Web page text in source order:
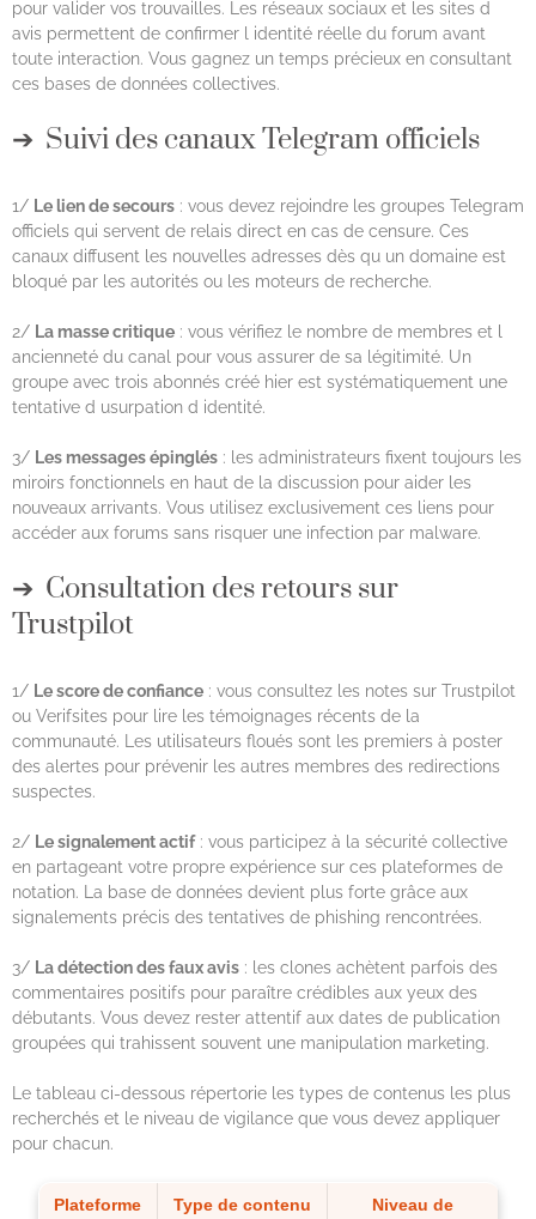
pour valider vos trouvailles. Les réseaux sociaux et les sites d
avis permettent de confirmer l identité réelle du forum avant
toute interaction. Vous gagnez un temps précieux en consultant
ces bases de données collectives.
Suivi des canaux Telegram officiels
1/ Le lien de secours : vous devez rejoindre les groupes Telegram
officiels qui servent de relais direct en cas de censure. Ces
canaux diffusent les nouvelles adresses dès qu un domaine est
bloqué par les autorités ou les moteurs de recherche.
2/ La masse critique : vous vérifiez le nombre de membres et l
ancienneté du canal pour vous assurer de sa légitimité. Un
groupe avec trois abonnés créé hier est systématiquement une
tentative d usurpation d identité.
3/ Les messages épinglés : les administrateurs fixent toujours les
miroirs fonctionnels en haut de la discussion pour aider les
nouveaux arrivants. Vous utilisez exclusivement ces liens pour
accéder aux forums sans risquer une infection par malware.
Consultation des retours sur
Trustpilot
1/ Le score de confiance : vous consultez les notes sur Trustpilot
ou Verifsites pour lire les témoignages récents de la
communauté. Les utilisateurs floués sont les premiers à poster
des alertes pour prévenir les autres membres des redirections
suspectes.
2/ Le signalement actif: vous participez à la sécurité collective
en partageant votre propre expérience sur ces plateformes de
notation. La base de données devient plus forte grâce aux
signalements précis des tentatives de phishing rencontrées.
3/ La détection des faux avis : les clones achètent parfois des
commentaires positifs pour paraître crédibles aux yeux des
débutants. Vous devez rester attentif aux dates de publication
groupées qui trahissent souvent une manipulation marketing.
Le tableau ci-dessous répertorie les types de contenus les plus
recherchés et le niveau de vigilance que vous devez appliquer
pour chacun.
Plateforme
Type de contenu
Niveau de